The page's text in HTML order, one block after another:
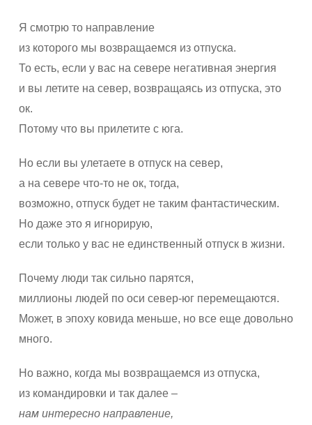
Я смотрю то направление
из которого мы возвращаемся из отпуска.
То есть, если у вас на севере негативная энергия
и вы летите на север, возвращаясь из отпуска, это
ок.
Потому что вы прилетите с юга.
Но если вы улетаете в отпуск на север,
а на севере что-то не ок, тогда,
возможно, отпуск будет не таким фантастическим.
Но даже это я игнорирую,
если только у вас не единственный отпуск в жизни.
Почему люди так сильно парятся,
миллионы людей по оси север-юг перемещаются.
Может, в эпоху ковида меньше, но все еще довольно
много.
Но важно, когда мы возвращаемся из отпуска,
из командировки и так далее –
нам интересно направление,